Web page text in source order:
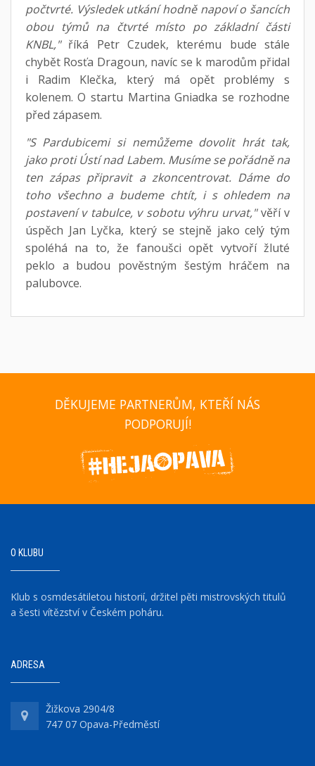
počtvrté. Výsledek utkání hodně napoví o šancích
obou týmů na čtvrté místo po základní části
KNBL," říká Petr Czudek, kterému bude stále
chybět Rosťa Dragoun, navíc se k marodům přidal
i Radim Klečka, který má opět problémy s
kolenem. O startu Martina Gniadka se rozhodne
před zápasem.
"S Pardubicemi si nemůžeme dovolit hrát tak,
jako proti Ústí nad Labem. Musíme se pořádně na
ten zápas připravit a zkoncentrovat. Dáme do
toho všechno a budeme chtít, i s ohledem na
postavení v tabulce, v sobotu výhru urvat,"věří v
úspěch Jan Lyčka, který se stejně jako celý tým
spoléhá na to, že fanoušci opět vytvoří žluté
peklo a budou pověstným šestým hráčem na
palubovce.
DĚKUJEME PARTNERŮM, KTEŘÍ NÁS
PODPORUJÍ!
O KLUBU
Klub s osmdesátiletou historií, držitel pěti mistrovských titulů
a šesti vítězství v Českém poháru.
ADRESA
Žižkova 2904/8
747 07 Opava-Předměstí